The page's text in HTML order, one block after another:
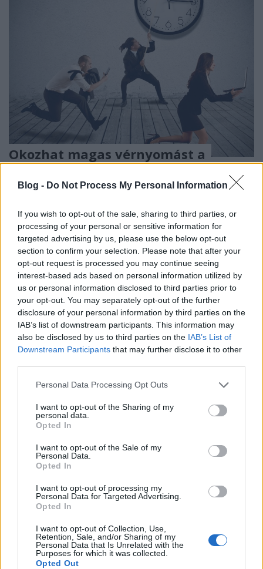
Blog - Do Not Process My Personal Information
If you wish to opt-out of the sale, sharing to third parties, or
processing of your personal or sensitive information for
targeted advertising by us, please use the below opt-out
section to confirm your selection. Please note that after your
opt-out request is processed you may continue seeing
interest-based ads based on personal information utilized by
us or personal information disclosed to third parties prior to
your opt-out. You may separately opt-out of the further
disclosure of your personal information by third parties on the
IAB’s list of downstream participants. This information may
also be disclosed by us to third parties on the IAB’s List of
Downstream Participants that may further disclose it to other
Please note that this website/app uses one or more Google
not limited to your visit or usage behaviour. You may click to
grant or deny consent to Google and its third-party tags to
use your data for below specified purposes in below Google
consent section.
Personal Data Processing Opt Outs
I want to opt-out of the Sharing of my
personal data.
Opted In
I want to opt-out of the Sale of my
Personal Data.
Opted In
I want to opt-out of processing my
Personal Data for Targeted Advertising.
Opted In
I want to opt-out of Collection, Use,
Retention, Sale, and/or Sharing of my
Personal Data that Is Unrelated with the
Purposes for which it was collected.
Opted Out
Okozhat magas vérnyomást a
Meggyógyulnék szerkesztő•2023. június 27.
Ebben a cikkünkben arra keressük a választ, hogy a
folyamatos stressz miért az egyik kockázati
tényezője, lehetséges kiváltó oka a magas
vérnyomás betegségnek.
4 tünet, amelyek együttes megléte
súlyos kockázatokra utal
Meggyógyulnék szerkesztő
A metabolikus szó az anyagcserére utal, az
úgynevezett metabolikus szindróma pedig több,
egymással és az anyagcserével összefüggő